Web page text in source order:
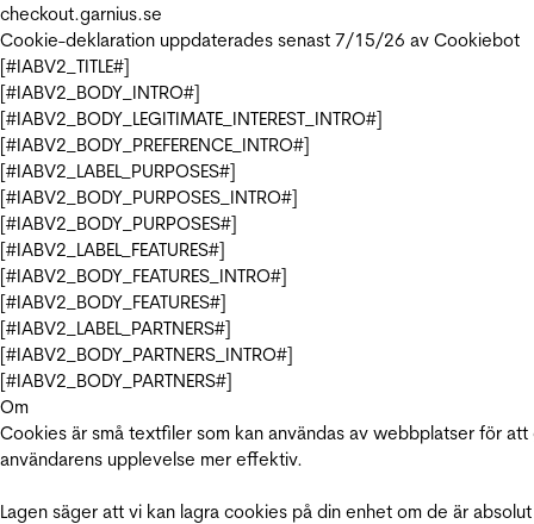
checkout.garnius.se
Cookie-deklaration uppdaterades senast 7/15/26 av Cookiebot
[#IABV2_TITLE#]
[#IABV2_BODY_INTRO#]
[#IABV2_BODY_LEGITIMATE_INTEREST_INTRO#]
[#IABV2_BODY_PREFERENCE_INTRO#]
[#IABV2_LABEL_PURPOSES#]
[#IABV2_BODY_PURPOSES_INTRO#]
[#IABV2_BODY_PURPOSES#]
[#IABV2_LABEL_FEATURES#]
[#IABV2_BODY_FEATURES_INTRO#]
[#IABV2_BODY_FEATURES#]
[#IABV2_LABEL_PARTNERS#]
[#IABV2_BODY_PARTNERS_INTRO#]
[#IABV2_BODY_PARTNERS#]
Om
Cookies är små textfiler som kan användas av webbplatser för att
användarens upplevelse mer effektiv.
Lagen säger att vi kan lagra cookies på din enhet om de är absolut